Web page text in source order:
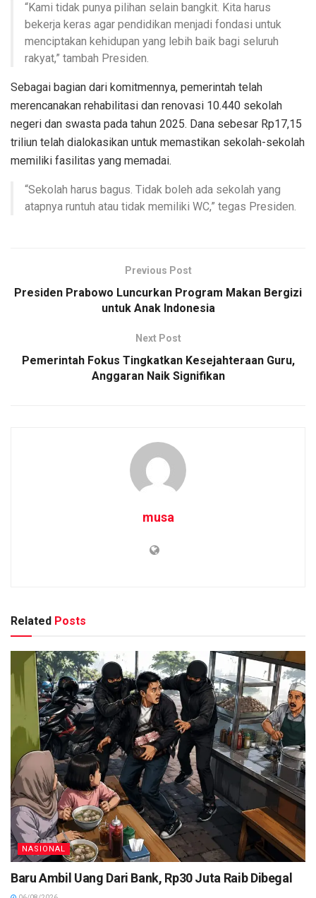
“Kami tidak punya pilihan selain bangkit. Kita harus
bekerja keras agar pendidikan menjadi fondasi untuk
menciptakan kehidupan yang lebih baik bagi seluruh
rakyat,” tambah Presiden.
Sebagai bagian dari komitmennya, pemerintah telah
merencanakan rehabilitasi dan renovasi 10.440 sekolah
negeri dan swasta pada tahun 2025. Dana sebesar Rp17,15
triliun telah dialokasikan untuk memastikan sekolah-sekolah
memiliki fasilitas yang memadai.
“Sekolah harus bagus. Tidak boleh ada sekolah yang
atapnya runtuh atau tidak memiliki WC,” tegas Presiden.
Previous Post
Presiden Prabowo Luncurkan Program Makan Bergizi
untuk Anak Indonesia
Next Post
Pemerintah Fokus Tingkatkan Kesejahteraan Guru,
Anggaran Naik Signifikan
musa
Related Posts
NASIONAL
Baru Ambil Uang Dari Bank, Rp30 Juta Raib Dibegal